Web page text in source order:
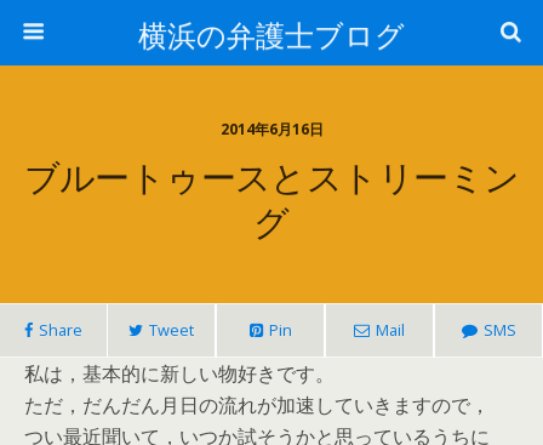
横浜の弁護士ブログ
2014年6月16日
ブルートゥースとストリーミン
グ
Share Tweet Pin Mail SMS
私は，基本的に新しい物好きです。
ただ，だんだん月日の流れが加速していきますので，
つい最近聞いて，いつか試そうかと思っているうちに